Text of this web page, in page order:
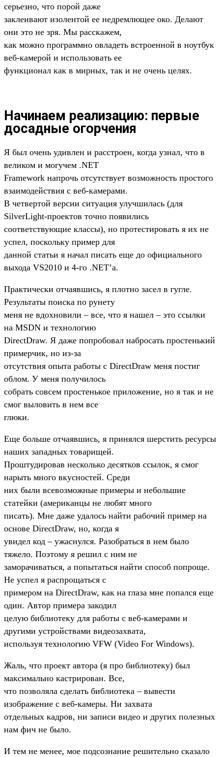
серьезно, что порой даже
заклеивают изолентой ее недремлющее око. Делают
они это не зря. Мы расскажем,
как можно программно овладеть встроенной в ноутбук
веб-камерой и использовать ее
функционал как в мирных, так и не очень целях.
Начинаем реализацию: первые
досадные огорчения
Я был очень удивлен и расстроен, когда узнал, что в
великом и могучем .NET
Framework напрочь отсутствует возможность простого
взаимодействия с веб-камерами.
В четвертой версии ситуация улучшилась (для
SilverLight-проектов точно появились
соответствующие классы), но протестировать я их не
успел, поскольку пример для
данной статьи я начал писать еще до официального
выхода VS2010 и 4-го .NET’a.
Практически отчаявшись, я плотно засел в гугле.
Результаты поиска по рунету
меня не вдохновили – все, что я нашел – это ссылки
на MSDN и технологию
DirectDraw. Я даже попробовал набросать простенький
примерчик, но из-за
отсутствия опыта работы с DirectDraw меня постиг
облом. У меня получилось
собрать совсем простенькое приложение, но я так и не
смог выловить в нем все
глюки.
Еще больше отчаявшись, я принялся шерстить ресурсы
наших западных товарищей.
Проштудировав несколько десятков ссылок, я смог
нарыть много вкусностей. Среди
них были всевозможные примеры и небольшие
статейки (американцы не любят много
писать). Мне даже удалось найти рабочий пример на
основе DirectDraw, но, когда я
увидел код – ужаснулся. Разобраться в нем было
тяжело. Поэтому я решил с ним не
заморачиваться, а попытаться найти способ попроще.
Не успел я распрощаться с
примером на DirectDraw, как на глаза мне попался еще
один. Автор примера закодил
целую библиотеку для работы с веб-камерами и
другими устройствами видеозахвата,
используя технологию VFW (Video For Windows).
Жаль, что проект автора (я про библиотеку) был
максимально кастрирован. Все,
что позволяла сделать библиотека – вывести
изображение с веб-камеры. Ни захвата
отдельных кадров, ни записи видео и других полезных
нам фич не было.
И тем не менее, мое подсознание решительно сказало